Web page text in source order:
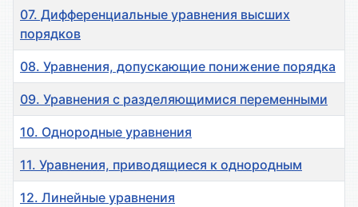
07. Дифференциальные уравнения высших
порядков
08. Уравнения, допускающие понижение порядка
09. Уравнения с разделяющимися переменными
10. Однородные уравнения
11. Уравнения, приводящиеся к однородным
12. Линейные уравнения